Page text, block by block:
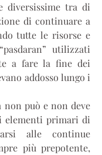
diversissime tra di
di continuare a
tutte le risorse e
utilizzati
a fare la fine dei
addosso lungo i
non può e non deve
elementi primari di
alle continue
più prepotente,